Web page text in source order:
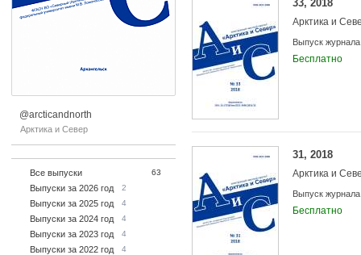
@arcticandnorth
Арктика и Север
Все выпуски 63
Выпуски за 2026 год 2
Выпуски за 2025 год 4
Выпуски за 2024 год 4
Выпуски за 2023 год 4
Выпуски за 2022 год 4
33, 2018
Арктика и
Выпуск журнала
Бесплатно
31, 2018
Арктика и
Выпуск журнала
Бесплатно